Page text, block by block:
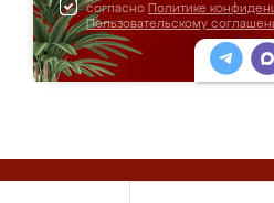
согласно Политике
Пользовательскому